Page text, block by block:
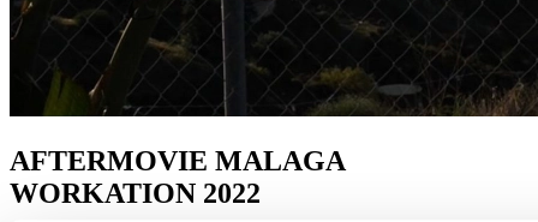
AFTERMOVIE MALAGA
WORKATION 2022